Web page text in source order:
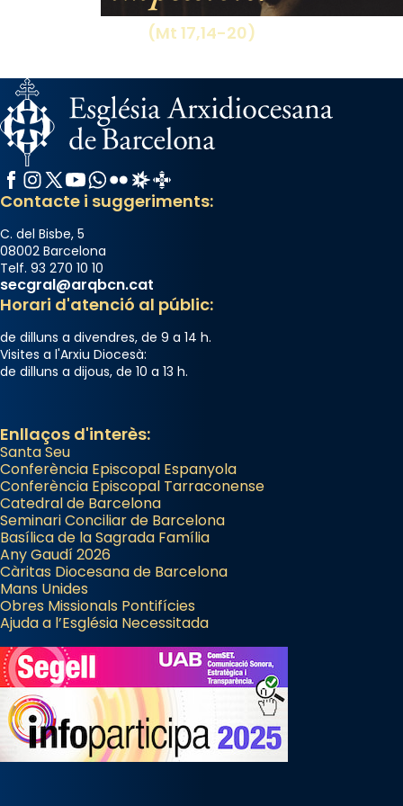
(Mt 17,14-20)
Facebook
Instagram
X / Twitter
YouTube
WhatsApp
FlickrRadio Estel
Catalunya Cristiana
Contacte i suggeriments:
C. del Bisbe, 5
08002 Barcelona
Telf. 93 270 10 10
secgral@arqbcn.cat
Horari d'atenció al públic:
de dilluns a divendres, de 9 a 14 h.
Visites a l'Arxiu Diocesà:
de dilluns a dijous, de 10 a 13 h.
Enllaços d'interès:
Santa Seu
Conferència Episcopal Espanyola
Conferència Episcopal Tarraconense
Catedral de Barcelona
Seminari Conciliar de Barcelona
Basílica de la Sagrada Família
Any Gaudí 2026
Càritas Diocesana de Barcelona
Mans Unides
Obres Missionals Pontifícies
Ajuda a l’Església Necessitada